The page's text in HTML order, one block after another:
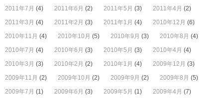
2011年7月 (4) 2011年6月 (2) 2011年5月 (3) 2011年4月 (2)
2011年3月 (4) 2011年2月 (3) 2011年1月 (4) 2010年12月 (6)
2010年11月 (4) 2010年10月 (5) 2010年9月 (3) 2010年8月 (4)
2010年7月 (4) 2010年6月 (3) 2010年5月 (3) 2010年4月 (4)
2010年3月 (3) 2010年2月 (2) 2010年1月 (4) 2009年12月 (3)
2009年11月 (2) 2009年10月 (2) 2009年9月 (2) 2009年8月 (5)
2009年7月 (1) 2009年6月 (3) 2009年5月 (1) 2009年4月 (7)